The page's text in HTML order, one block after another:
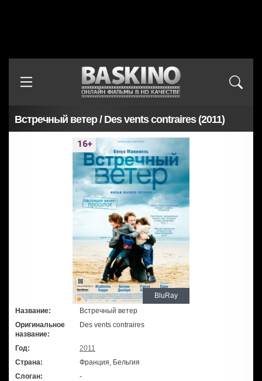
Встречный ветер / Des vents contraires (2011)
BluRay
Название:
Встречный ветер
Оригинальное
название:
Des vents contraires
Год:
2011
Страна:
Франция, Бельгия
Слоган:
-